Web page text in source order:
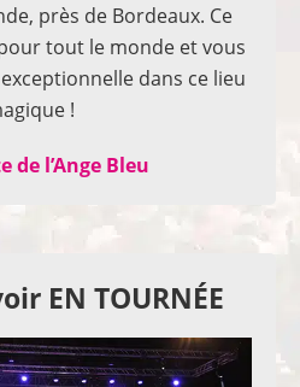
près de Bordeaux. Ce
tout le monde et vous
dans ce lieu
!
de l’Ange Bleu
EN TOURNÉE